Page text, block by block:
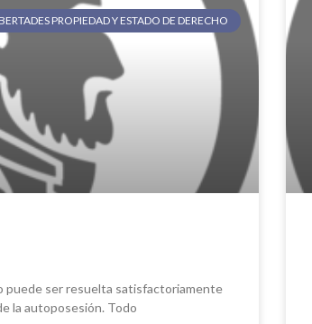
PROPIEDAD Y ESTADO DE DERECHO
puede ser resuelta satisfactoriamente
la autoposesión. Todo